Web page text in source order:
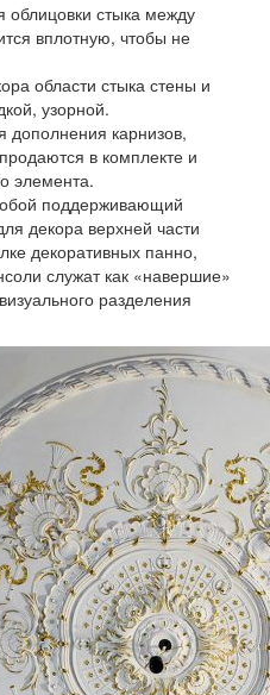
облицовки стыка между
вплотную, чтобы не
области стыка стены и
узорной.
дополнения карнизов,
в комплекте и
элемента.
поддерживающий
декора верхней части
декоративных панно,
служат как «навершие»
разделения